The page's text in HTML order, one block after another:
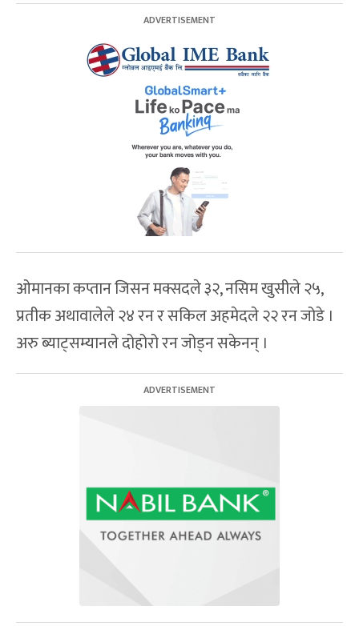
ओमानका कप्तान जिसन मक्सदले ३२, नसिम खुसीले २५,
प्रतीक अथावालेले २४ रन र सकिल अहमेदले २२ रन जोडे ।
अरु ब्याट्सम्यानले दोहोरो रन जोड्न सकेनन् ।